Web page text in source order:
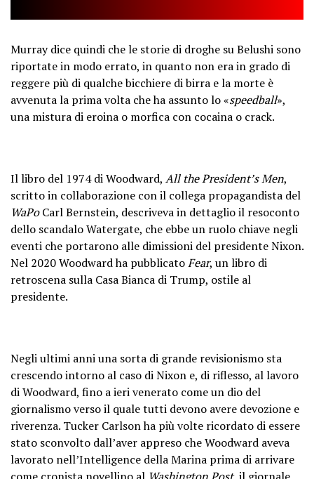
Murray dice quindi che le storie di droghe su Belushi sono
riportate in modo errato, in quanto non era in grado di
reggere più di qualche bicchiere di birra e la morte è
avvenuta la prima volta che ha assunto lo «speedball»,
una mistura di eroina o morfica con cocaina o crack.
Il libro del 1974 di Woodward, All the President’s Men,
scritto in collaborazione con il collega propagandista del
WaPoCarl Bernstein, descriveva in dettaglio il resoconto
dello scandalo Watergate, che ebbe un ruolo chiave negli
eventi che portarono alle dimissioni del presidente Nixon.
Nel 2020 Woodward ha pubblicatoFear, un libro di
retroscena sulla Casa Bianca di Trump, ostile al
presidente.
Negli ultimi anni una sorta di grande revisionismo sta
crescendo intorno al caso di Nixon e, di riflesso, al lavoro
di Woodward, fino a ieri venerato come un dio del
giornalismo verso il quale tutti devono avere devozione e
riverenza. Tucker Carlson ha più volte ricordato di essere
stato sconvolto dall’aver appreso che Woodward aveva
lavorato nell’Intelligence della Marina prima di arrivare